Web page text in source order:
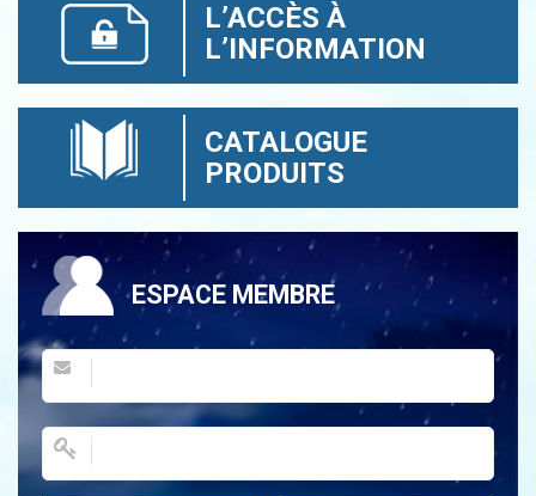
L’ACCÈS À
L’INFORMATION
CATALOGUE
PRODUITS
ESPACE MEMBRE